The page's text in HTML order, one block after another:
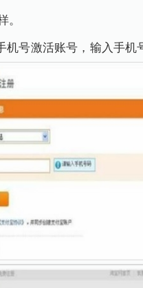
。
机号激活账号，输入手